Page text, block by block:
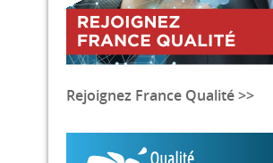
Rejoignez France Qualité >>